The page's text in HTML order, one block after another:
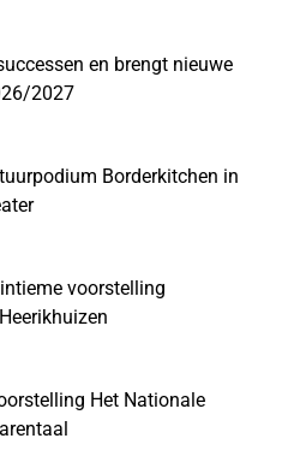
en brengt nieuwe
2027
Borderkitchen in
voorstelling
Het Nationale